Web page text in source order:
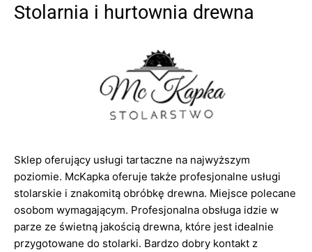
Stolarnia i hurtownia drewna
Sklep oferujący usługi tartaczne na najwyższym
poziomie. McKapka oferuje także profesjonalne usługi
stolarskie i znakomitą obróbkę drewna. Miejsce polecane
osobom wymagającym. Profesjonalna obsługa idzie w
parze ze świetną jakością drewna, które jest idealnie
przygotowane do stolarki. Bardzo dobry kontakt z